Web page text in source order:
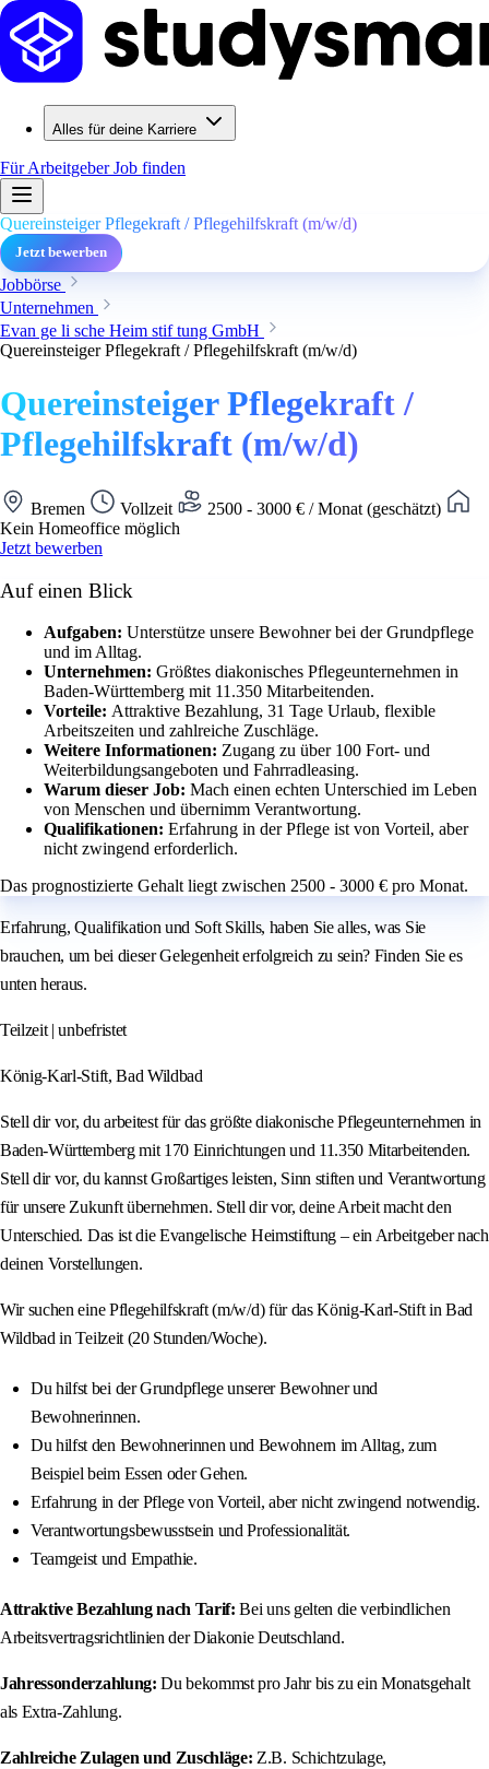
Alles für deine Karriere
Für ArbeitgeberJob finden
Quereinsteiger Pflegekraft / Pflegehilfskraft (m/w/d)
Jetzt bewerben
Jobbörse
Unternehmen
Evan ge li sche Heim stif tung GmbH
Quereinsteiger Pflegekraft / Pflegehilfskraft (m/w/d)
Quereinsteiger Pflegekraft /
Pflegehilfskraft (m/w/d)
Bremen Vollzeit
2500 - 3000 € / Monat (geschätzt)
Kein Homeoffice möglich
Jetzt bewerben
Auf einen Blick
Aufgaben: Unterstütze unsere Bewohner bei der Grundpflege
und im Alltag.
Unternehmen: Größtes diakonisches Pflegeunternehmen in
Baden-Württemberg mit 11.350 Mitarbeitenden.
Vorteile: Attraktive Bezahlung, 31 Tage Urlaub, flexible
Arbeitszeiten und zahlreiche Zuschläge.
Weitere Informationen: Zugang zu über 100 Fort- und
Weiterbildungsangeboten und Fahrradleasing.
Warum dieser Job: Mach einen echten Unterschied im Leben
von Menschen und übernimm Verantwortung.
Qualifikationen: Erfahrung in der Pflege ist von Vorteil, aber
nicht zwingend erforderlich.
Das prognostizierte Gehalt liegt zwischen 2500 - 3000 € pro Monat.
Erfahrung, Qualifikation und Soft Skills, haben Sie alles, was Sie
brauchen, um bei dieser Gelegenheit erfolgreich zu sein? Finden Sie es
unten heraus.
Teilzeit | unbefristet
König-Karl-Stift, Bad Wildbad
Stell dir vor, du arbeitest für das größte diakonische Pflegeunternehmen in
Baden-Württemberg mit 170 Einrichtungen und 11.350 Mitarbeitenden.
Stell dir vor, du kannst Großartiges leisten, Sinn stiften und Verantwortung
für unsere Zukunft übernehmen. Stell dir vor, deine Arbeit macht den
Unterschied. Das ist die Evangelische Heimstiftung – ein Arbeitgeber nach
deinen Vorstellungen.
Wir suchen eine Pflegehilfskraft (m/w/d) für das König-Karl-Stift in Bad
Wildbad in Teilzeit (20 Stunden/Woche).
Du hilfst bei der Grundpflege unserer Bewohner und
Bewohnerinnen.
Du hilfst den Bewohnerinnen und Bewohnern im Alltag, zum
Beispiel beim Essen oder Gehen.
Erfahrung in der Pflege von Vorteil, aber nicht zwingend notwendig.
Verantwortungsbewusstsein und Professionalität.
Teamgeist und Empathie.
Attraktive Bezahlung nach Tarif: Bei uns gelten die verbindlichen
Arbeitsvertragsrichtlinien der Diakonie Deutschland.
Jahressonderzahlung: Du bekommst pro Jahr bis zu ein Monatsgehalt
als Extra-Zahlung.
Zahlreiche Zulagen und Zuschläge: Z.B. Schichtzulage,